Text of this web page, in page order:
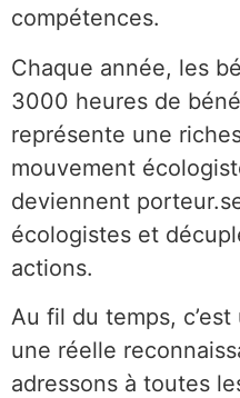
compétences.
Chaque année, les
3000 heures de
représente une
mouvement
deviennent
écologistes et
actions.
Au fil du temps,
une réelle
adressons à toutes